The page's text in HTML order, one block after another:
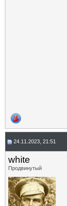
24.11.2023, 21:51
white
Продвинутый